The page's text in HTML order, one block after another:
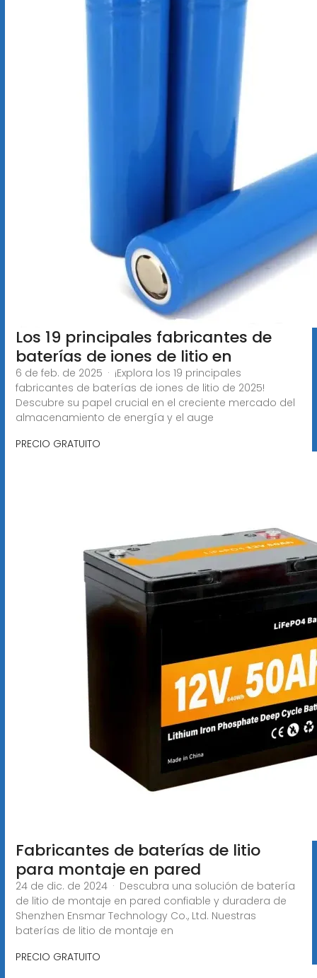
Los 19 principales fabricantes de
baterías de iones de litio en
6 de feb. de 2025 · ¡Explora los 19 principales
fabricantes de baterías de iones de litio de 2025!
Descubre su papel crucial en el creciente mercado del
almacenamiento de energía y el auge
PRECIO GRATUITO
Fabricantes de baterías de litio
para montaje en pared
24 de dic. de 2024 · Descubra una solución de batería
de litio de montaje en pared confiable y duradera de
Shenzhen Ensmar Technology Co., Ltd. Nuestras
baterías de litio de montaje en
PRECIO GRATUITO